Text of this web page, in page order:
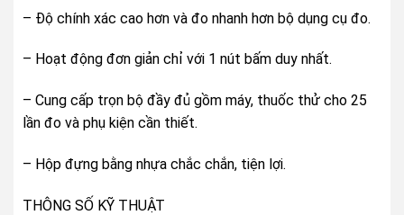
– Độ chính xác cao hơn và đo nhanh hơn bộ dụng cụ đo.
– Hoạt động đơn giản chỉ với 1 nút bấm duy nhất.
– Cung cấp trọn bộ đầy đủ gồm máy, thuốc thử cho 25
lần đo và phụ kiện cần thiết.
– Hộp đựng bằng nhựa chắc chắn, tiện lợi.
THÔNG SỐ KỸ THUẬT